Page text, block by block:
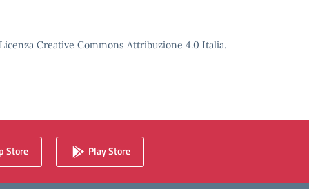
Creative Commons Attribuzione 4.0 Italia.
Store Play Store